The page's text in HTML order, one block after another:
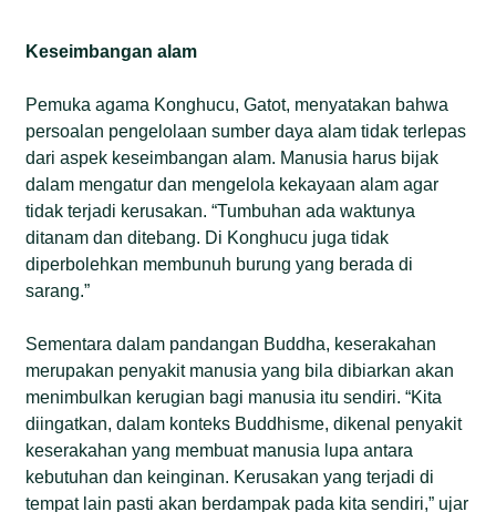
Keseimbangan alam
Pemuka agama Konghucu, Gatot, menyatakan bahwa
persoalan pengelolaan sumber daya alam tidak terlepas
dari aspek keseimbangan alam. Manusia harus bijak
dalam mengatur dan mengelola kekayaan alam agar
tidak terjadi kerusakan. “Tumbuhan ada waktunya
ditanam dan ditebang. Di Konghucu juga tidak
diperbolehkan membunuh burung yang berada di
sarang.”
Sementara dalam pandangan Buddha, keserakahan
merupakan penyakit manusia yang bila dibiarkan akan
menimbulkan kerugian bagi manusia itu sendiri. “Kita
diingatkan, dalam konteks Buddhisme, dikenal penyakit
keserakahan yang membuat manusia lupa antara
kebutuhan dan keinginan. Kerusakan yang terjadi di
tempat lain pasti akan berdampak pada kita sendiri,” ujar